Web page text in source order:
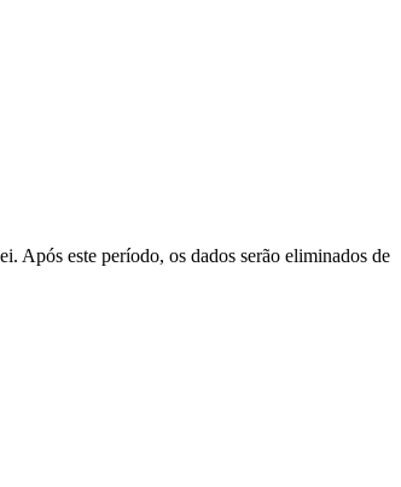
Após este período, os dados serão eliminados de